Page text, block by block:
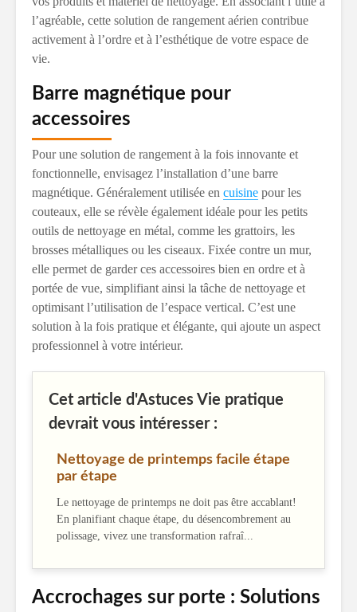
l’agréable, cette solution de rangement aérien contribue
activement à l’ordre et à l’esthétique de votre espace de
vie.
Barre magnétique pour
accessoires
Pour une solution de rangement à la fois innovante et
fonctionnelle, envisagez l’installation d’une barre
magnétique. Généralement utilisée en cuisine pour les
couteaux, elle se révèle également idéale pour les petits
outils de nettoyage en métal, comme les grattoirs, les
brosses métalliques ou les ciseaux. Fixée contre un mur,
elle permet de garder ces accessoires bien en ordre et à
portée de vue, simplifiant ainsi la tâche de nettoyage et
optimisant l’utilisation de l’espace vertical. C’est une
solution à la fois pratique et élégante, qui ajoute un aspect
professionnel à votre intérieur.
Cet article d'Astuces Vie pratique
devrait vous intéresser :
Nettoyage de printemps facile étape
par étape
Le nettoyage de printemps ne doit pas être accablant!
En planifiant chaque étape, du désencombrement au
polissage, vivez une transformation rafraî...
Accrochages sur porte : Solutions